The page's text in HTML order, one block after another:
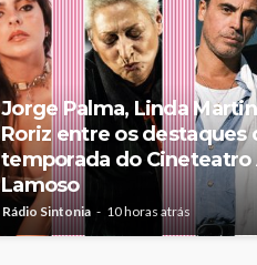
Jorge Palma, Linda
Roriz entre os destaques
temporada do
Lamoso
Rádio Sintonia 10 horas atrás